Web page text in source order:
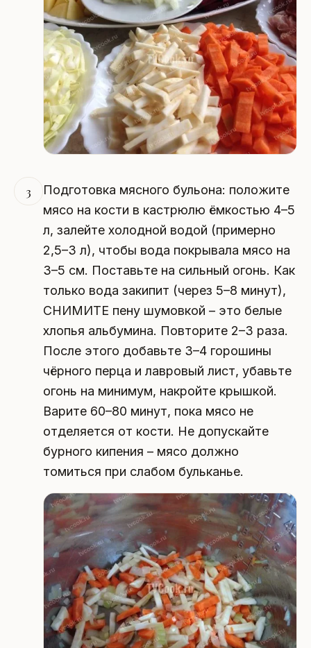
3
Подготовка мясного бульона: положите
мясо на кости в кастрюлю ёмкостью 4–5
л, залейте холодной водой (примерно
2,5–3 л), чтобы вода покрывала мясо на
3–5 см. Поставьте на сильный огонь. Как
только вода закипит (через 5–8 минут),
СНИМИТЕ пену шумовкой – это белые
хлопья альбумина. Повторите 2–3 раза.
После этого добавьте 3–4 горошины
чёрного перца и лавровый лист, убавьте
огонь на минимум, накройте крышкой.
Варите 60–80 минут, пока мясо не
отделяется от кости. Не допускайте
бурного кипения – мясо должно
томиться при слабом бульканье.